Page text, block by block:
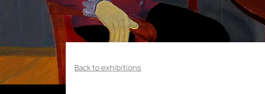
Back to exhibitions